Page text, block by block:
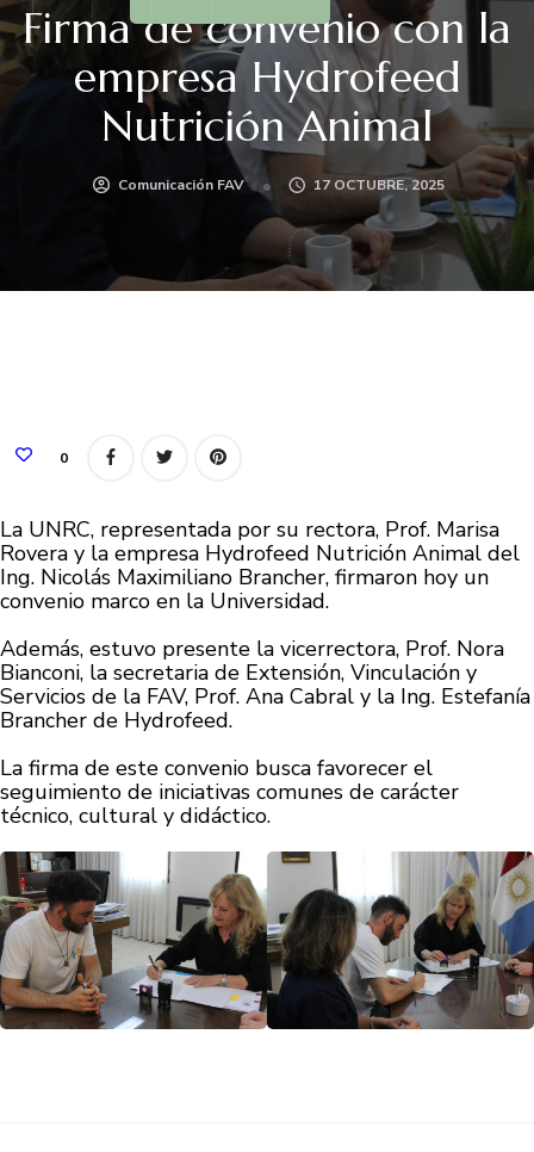
Firma de convenio con la
empresa Hydrofeed
Nutrición Animal
Comunicación FAV 17 OCTUBRE, 2025
0
La UNRC, representada por su rectora, Prof. Marisa
Rovera y la empresa Hydrofeed Nutrición Animal del
Ing. Nicolás Maximiliano Brancher, firmaron hoy un
convenio marco en la Universidad.
Además, estuvo presente la vicerrectora, Prof. Nora
Bianconi, la secretaria de Extensión, Vinculación y
Servicios de la FAV, Prof. Ana Cabral y la Ing. Estefanía
Brancher de Hydrofeed.
La firma de este convenio busca favorecer el
seguimiento de iniciativas comunes de carácter
técnico, cultural y didáctico.